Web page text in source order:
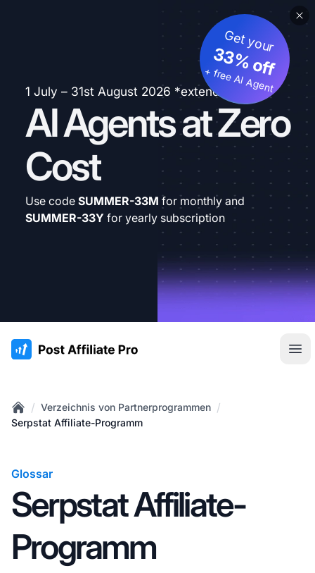
1 July – 31st August 2026 *extended
AI Agents at Zero
Cost
Get your
33% off
+ free AI Agent
Use code SUMMER-33M for monthly and
SUMMER-33Y for yearly subscription
:site.title
Home
/ Verzeichnis von Partnerprogrammen /
Serpstat Affiliate-Programm
Glossar
Serpstat Affiliate-
Programm